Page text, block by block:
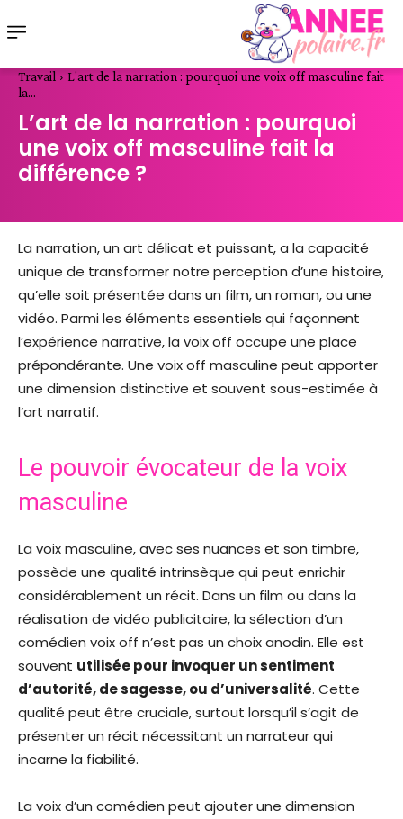
Travail
L'art de la narration : pourquoi une voix off masculine fait
la...
L’art de la narration : pourquoi
une voix off masculine fait la
différence ?
La narration, un art délicat et puissant, a la capacité
unique de transformer notre perception d’une histoire,
qu’elle soit présentée dans un film, un roman, ou une
vidéo. Parmi les éléments essentiels qui façonnent
l’expérience narrative, la voix off occupe une place
prépondérante. Une voix off masculine peut apporter
une dimension distinctive et souvent sous-estimée à
l’art narratif.
Le pouvoir évocateur de la voix
masculine
La voix masculine, avec ses nuances et son timbre,
possède une qualité intrinsèque qui peut enrichir
considérablement un récit. Dans un film ou dans la
réalisation de vidéo publicitaire, la sélection d’un
comédien voix off n’est pas un choix anodin. Elle est
souvent utilisée pour invoquer un sentiment
d’autorité, de sagesse, ou d’universalité. Cette
qualité peut être cruciale, surtout lorsqu’il s’agit de
présenter un récit nécessitant un narrateur qui
incarne la fiabilité.
La voix d’un comédien peut ajouter une dimension